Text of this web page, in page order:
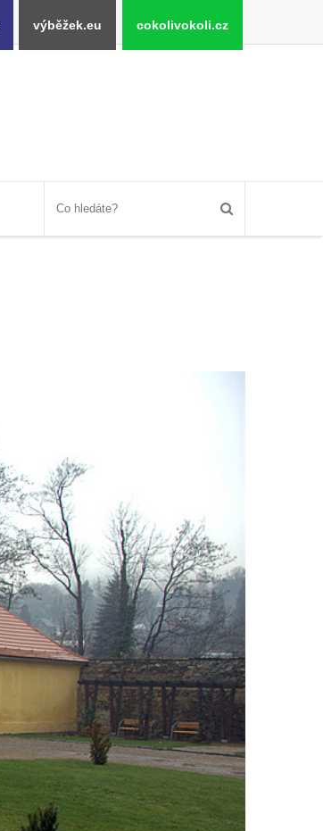
výběžek.eu cokolivokoli.cz